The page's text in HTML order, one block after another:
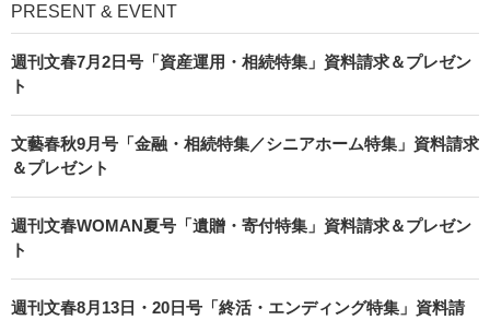
PRESENT & EVENT
週刊文春7月2日号「資産運用・相続特集」資料請求＆プレゼン
ト
文藝春秋9月号「金融・相続特集／シニアホーム特集」資料請求
＆プレゼント
週刊文春WOMAN夏号「遺贈・寄付特集」資料請求＆プレゼン
ト
週刊文春8月13日・20日号「終活・エンディング特集」資料請